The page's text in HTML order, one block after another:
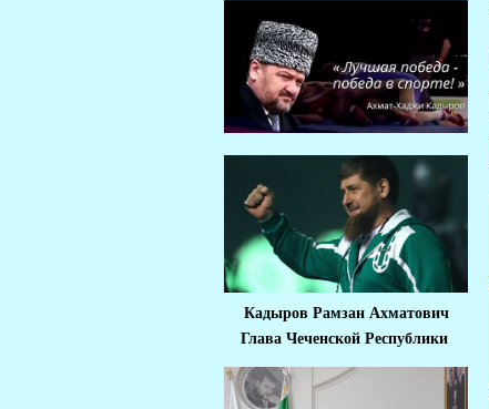
Кадыров Рамзан Ахматович
Глава Чеченской Республики